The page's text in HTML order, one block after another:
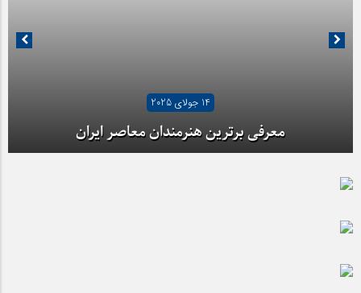
14 جولای 2025
معرفی برترین هنرمندان معاصر ایران